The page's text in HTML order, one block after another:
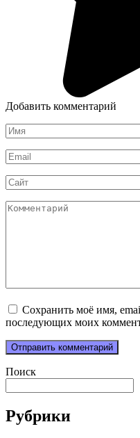
Добавить комментарий
Имя
*
Email
*
Сайт
Комментарий
Сохранить моё имя,
последующих моих
Поиск
Рубрики